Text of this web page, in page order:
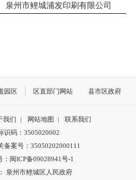
泉州市鲤城浦发印刷有限公司
园区 区直部门网站 县市区政府
我们 | 网站地图 |
联系我们
识码：3505020002
备案号：35050202000111
：闽ICP备09028941号-1
泉州市鲤城区人民政府